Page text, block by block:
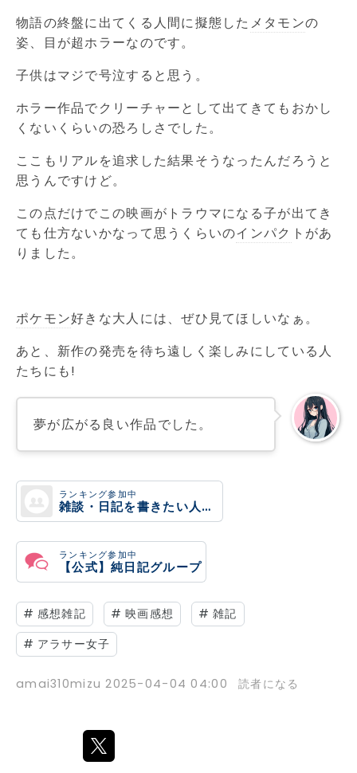
物語の終盤に出てくる人間に擬態した メタモンの
姿、目が超ホラーなのです。
子供はマジで号泣すると思う。
ホラー作品でクリーチャーとして出てきてもおかし
くないくらいの恐ろしさでした。
ここもリアルを追求した結果そうなったんだろうと
思うんですけど。
この点だけでこの映画がトラウマになる子が出てき
ても仕方ないかなって思うくらいのインパク トがあ
りました。
ポケモン好きな大人には、ぜひ見てほしいなぁ。
あと、新作の発売を待ち遠しく楽しみにしている人
たちにも!
夢が広がる良い作品でした。
ランキング参加中
雑談・日記を書きたい人のグループ
ランキング参加中
【公式】純日記グループ
# 感想雑記 # 映画感想 # 雑記
# アラサー女子
amai310mizu 2025-04-04 04:00 読者になる